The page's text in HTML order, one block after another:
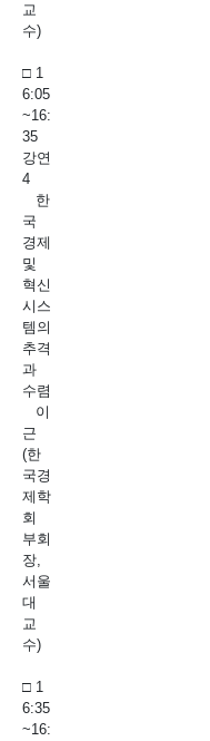
교
수)
□ 1
6:05
~16:
35
강연
4
한
국
경제
및
혁신
시스
템의
추격
과
수렴
이
근
(한
국경
제학
회
부회
장,
서울
대
교
수)
□ 1
6:35
~16: